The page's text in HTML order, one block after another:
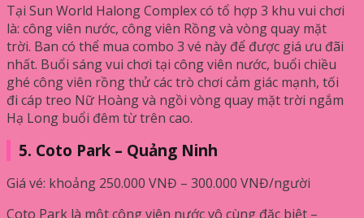
Tại Sun World Halong Complex có tổ hợp 3 khu vui chơi
là: công viên nước, công viên Rồng và vòng quay mặt
trời. Ban có thể mua combo 3 vé này để được giá ưu đãi
nhất. Buổi sáng vui chơi tại công viên nước, buổi chiều
ghé công viên rồng thử các trò chơi cảm giác mạnh, tối
đi cáp treo Nữ Hoàng và ngồi vòng quay mặt trời ngắm
Hạ Long buổi đêm từ trên cao.
5. Coto Park – Quảng Ninh
Giá vé: khoảng 250.000 VNĐ – 300.000 VNĐ/người
Coto Park là một công viên nước vô cùng đặc biệt –